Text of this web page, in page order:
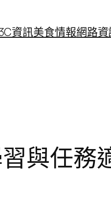
資訊美食情報網路
與任務